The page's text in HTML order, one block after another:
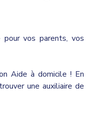
pour vos parents, vos
Aide à domicile ! En
une auxiliaire de